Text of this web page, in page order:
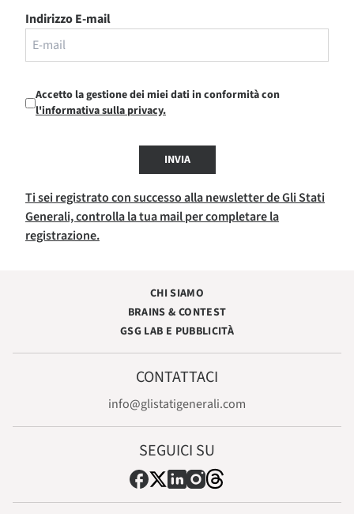
Indirizzo E-mail
Accetto la gestione dei miei dati in conformità con
l'informativa sulla privacy.
INVIA
Ti sei registrato con successo alla newsletter de Gli Stati
Generali, controlla la tua mail per completare la
registrazione.
CHI SIAMO
BRAINS & CONTEST
GSG LAB E PUBBLICITÀ
CONTATTACI
info@glistatigenerali.com
SEGUICI SU